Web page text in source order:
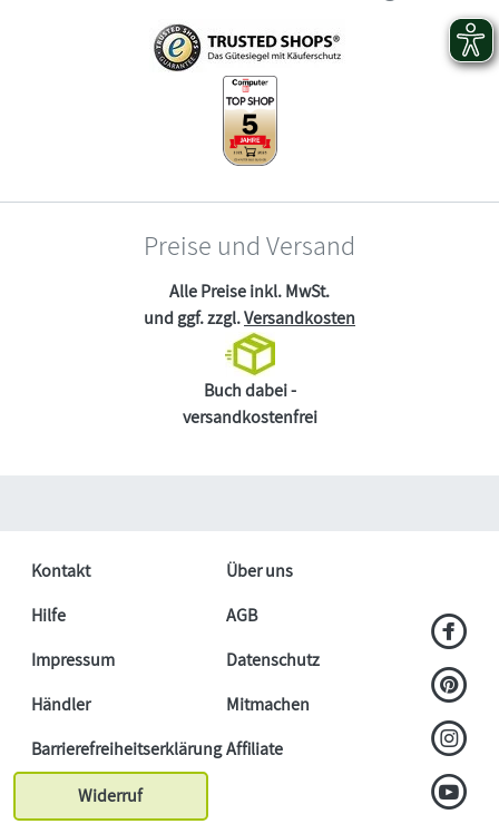
Preise und Versand
Alle Preise inkl. MwSt.
und ggf. zzgl.Versandkosten
Buch dabei -
versandkostenfrei
Kontakt
Über uns
Hilfe
AGB
Impressum
Datenschutz
Händler
Mitmachen
BarrierefreiheitserklärungAffiliate
Widerruf